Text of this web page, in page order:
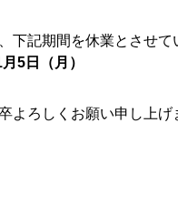
下記期間を休業とさせて
5日（月）
よろしくお願い申し上げ